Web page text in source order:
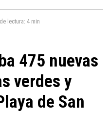
lectura: 4 min
475 nuevas
verdes y
de San